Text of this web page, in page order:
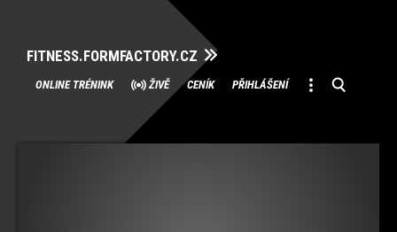
FITNESS.FORMFACTORY.CZ
Přeskočit
na
ONLINE TRÉNINK ŽIVĚ CENÍK PŘIHLÁŠENÍ